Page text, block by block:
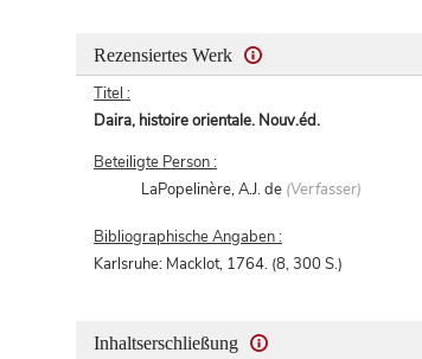
Rezensiertes Werk
Titel :
Daira, histoire orientale. Nouv.éd.
Beteiligte Person :
LaPopelinère, A.J. de (Verfasser)
Bibliographische Angaben :
Karlsruhe: Macklot, 1764. (8, 300 S.)
Inhaltserschließung